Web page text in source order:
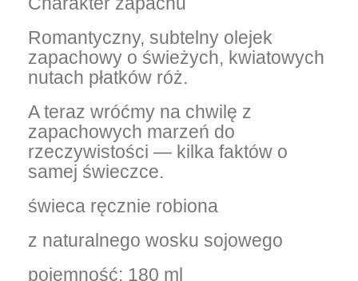
Romantyczny, subtelny olejek
zapachowy o świeżych, kwiatowych
nutach płatków róż.
A teraz wróćmy na chwilę z
zapachowych marzeń do
rzeczywistości — kilka faktów o
samej świeczce.
świeca ręcznie robiona
z naturalnego wosku sojowego
pojemność: 180 ml